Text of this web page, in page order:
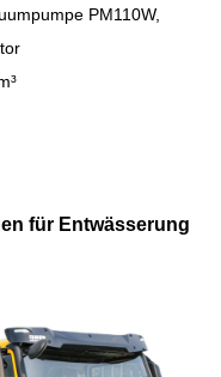
PM110W,
für Entwässerung